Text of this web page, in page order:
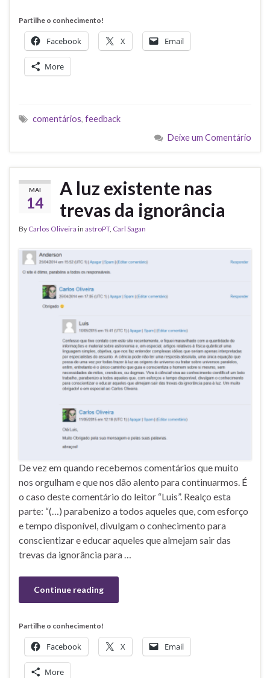
Partilhe o conhecimento!
Facebook X Email
More
comentários, feedback
Deixe um Comentário
MAI
14
A luz existente nas
trevas da ignorância
By Carlos Oliveira in astroPT, Carl Sagan
De vez em quando recebemos comentários que muito
nos orgulham e que nos dão alento para continuarmos. É
o caso deste comentário do leitor “Luis”. Realço esta
parte: “(…) parabenizo a todos aqueles que, com esforço
e tempo disponível, divulgam o conhecimento para
conscientizar e educar aqueles que almejam sair das
trevas da ignorância para …
Continue reading
Partilhe o conhecimento!
Facebook X Email
More